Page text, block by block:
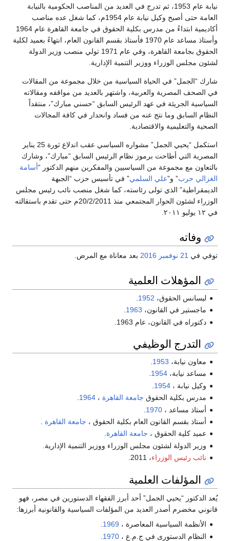
نيابة عام 1953، ثم تدرج في العديد من المناصب الحكومية بالنيابة
العامة حتى أصبح وكيل نيابة عام 1954م، كما شغل عده مناصب
أكاديمية ابتداءً من مدرس بكلية الحقوق في جامعة القاهرة عام 1964
وأستاذ مساعد عام 1970 فأستاذ بقسم القانون العام، انتهاءً بعميد لكلية
الحقوق بجامعة القاهرة، وفي عام 1971 تولي منصب وزير الدولة
لشئون مجلس الوزراء ووزير التنمية الإدارية.
شارك “الجمل” في الحياة السياسية من خلال مجموعة من المقالات
في الصحف المصرية والعربية، واشتهر بالعديد من مواقفه ومقالاته
السياسية الجريئة في عهد الرئيس السابق “حسني مبارك”، منتقداً
النظام السابق وما نتج عنه من فساد وانحدار في كافة المجالات
الصحية والتعليمية والاقتصادية.
استكمل “يحيي الجمل” مشواره السياسي عقب اندلاع ثورة 25 يناير
المصرية التي أطاحت برموز نظام الرئيس السابق “مبارك”، وشارك
بالتعاون مع مجموعة من السياسيين والمفكرين منهم الدكتور “أسامة
الغزالي حرب” و”علي السلمي” في تأسيس حزب “الجبهة
الديمقراطية” الذي تولى رئاسته، كما شغل منصب نائب رئيس مجلس
الوزراء لشئون الحوار المجتمعي منذ 20/2/2011م حتى تقدم باستقالته
في ١٢ يوليو ٢٠١١.
وفاته
توفي في 21 نوفمبر 2016 بعد معاناة مع المرض.
المؤهلات العلمية
ليسانس الحقوق، 1952
ماجستير في القانون، 1963
.
دكتوراه في القانون، عام 1963.
التدرج الوظيفي
معاون نيابة، 1953
مساعد نيابة،1954
.
وكيل نيابة ،1954
مدرس بكلية الحقوق جامعة القاهرة ،1964
أستاذ مساعد ،1970
أستاذ بقسم القانون العام بكلية الحقوق ، جامعة القاهرة
عميد كلية الحقوق ، جامعة القاهرة.
وزير الدولة لشئون مجلس الوزراء ووزير التنمية الإدارية.
نائب رئيس الوزراء، 2011.
المؤلفات العلمية
يُعد الدكتور “يحيي الجمل” أحد أبرز الفقهاء الدستورين في مصر، فهو
قانوني مخضرم أصدر العديد من المؤلفات السياسية والقانونية أبرزها:
الأنظمة السياسية المعاصرة ، 1969
.
النظام الدستورى في ج.م.ع ،1970